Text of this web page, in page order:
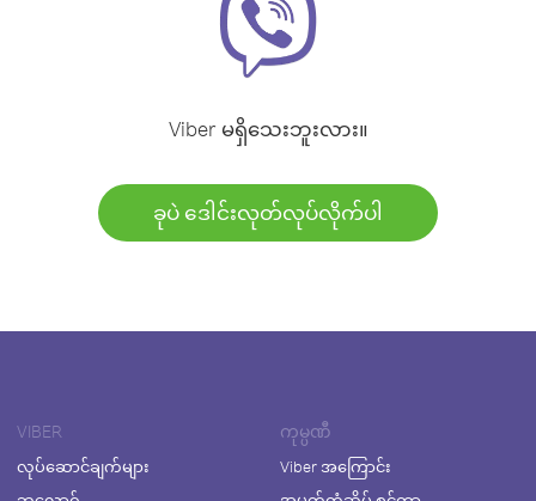
Viber မရှိသေးဘူးလား။
ခုပဲ ဒေါင်းလုတ်လုပ်လိုက်ပါ
VIBER
လုပ်ဆောင်ချက်များ
ကုမ္ပဏီ
Viber အကြောင်း